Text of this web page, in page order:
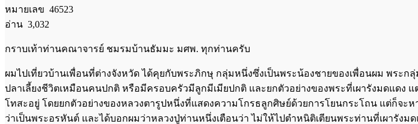
หมายเลข 46523
อ่าน 3,032
กราบเท้าท่านคณาจารย์ ชมรมบ้านธัมมะ มศพ. ทุกท่านครับ
ผมไปเที่ยวบ้านเพื่อนที่ต่างจังหวัด ได้คุยกับพระภิกษุ กลุ่มหนึ่งซึ่งเป็นพระน้องชายของเพื่อนผม พระ
ปลาเลี้ยงชีวิตเหมือนคนปกติ หรือมีครอบครัวมีลูกมีเมียปกติ และยกตัวอย่างของพระที่เผารังมดแดง
โทสะอยู่ โดยยกตัวอย่างของหลวงตารูปหนึ่งที่แสดงความโกรธลูกศิษย์ด้วยการโยนกระโถน แต่ก็จะ
ว่าเป็นพระอรหันต์ และได้บอกผมว่าหลวงปู่ท่านหนึ่งเตือนว่า ไม่ให้ไปตำหนิติเตียนพระท่านที่เผารัง